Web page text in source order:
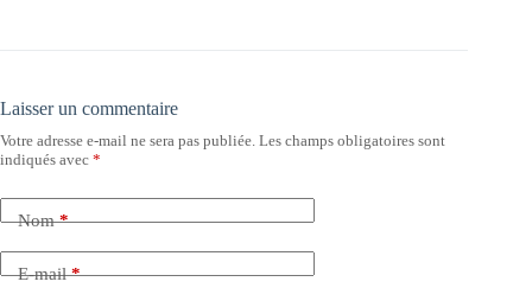
Laisser un commentaire
Votre adresse e-mail ne sera pas publiée. Les champs obligatoires sont
indiqués avec *
Nom*
E-mail*